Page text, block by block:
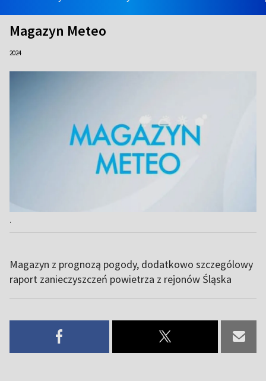
Magazyn Meteo
2024
.
Magazyn z prognozą pogody, dodatkowo szczególowy
raport zanieczyszczeń powietrza z rejonów Śląska